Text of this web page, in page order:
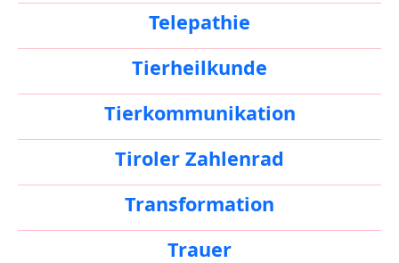
Telepathie
Tierheilkunde
Tierkommunikation
Tiroler Zahlenrad
Transformation
Trauer